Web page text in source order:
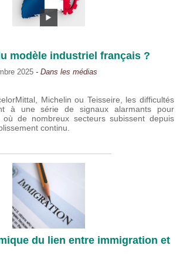
modèle industriel français ?
2025 - Dans les médias
Michelin ou Teisseire, les difficultés
à une série de signaux alarmants pour
où de nombreux secteurs subissent depuis
continu.
du lien entre immigration et